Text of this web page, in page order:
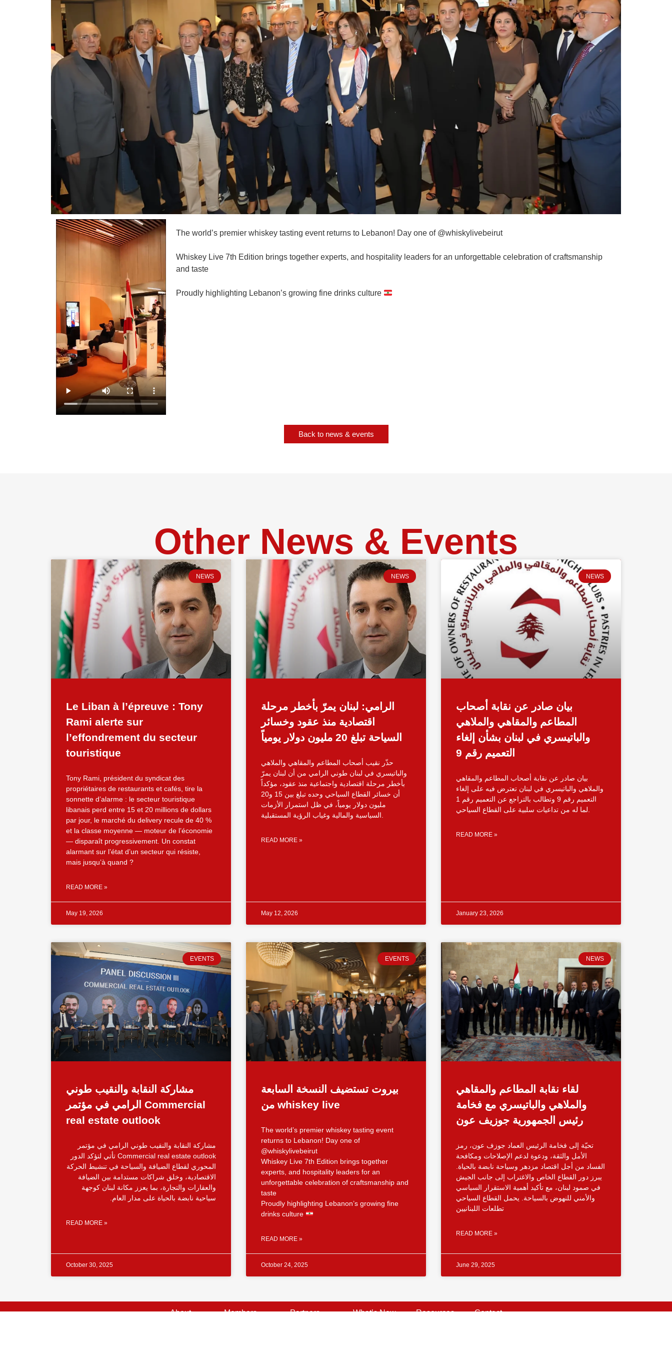
The world’s premier whiskey tasting event returns to Lebanon! Day one of @whiskylivebeirut
Whiskey Live 7th Edition brings together experts, and hospitality leaders for an unforgettable celebration of craftsmanship
and taste
Proudly highlighting Lebanon’s growing fine drinks culture
Back to news & events
Other News & Events
NEWS
Le Liban à l’épreuve : Tony
Rami alerte sur
l’effondrement du secteur
touristique
Tony Rami, président du syndicat des
propriétaires de restaurants et cafés, tire la
sonnette d’alarme : le secteur touristique
libanais perd entre 15 et 20 millions de dollars
par jour, le marché du delivery recule de 40 %
et la classe moyenne — moteur de l’économie
— disparaît progressivement. Un constat
alarmant sur l’état d’un secteur qui résiste,
mais jusqu’à quand ?
READ MORE »
May 19, 2026
NEWS
الرامي: لبنان يمرّ بأخطر مرحلة
اقتصادية منذ عقود وخسائر
السياحة تبلغ 20 مليون دولار يومياً
حذّر نقيب أصحاب المطاعم والمقاهي والملاهي
والباتيسري في لبنان طوني الرامي من أن لبنان يمرّ
بأخطر مرحلة اقتصادية واجتماعية منذ عقود، مؤكداً
أن خسائر القطاع السياحي وحده تبلغ بين 15 و20
مليون دولار يومياً، في ظل استمرار الأزمات
READ MORE »
May 12, 2026
NEWS
بيان صادر عن نقابة أصحاب
المطاعم والمقاهي والملاهي
والباتيسري في لبنان بشأن إلغاء
التعميم رقم 9
بيان صادر عن نقابة أصحاب المطاعم والمقاهي
والملاهي والباتيسري في لبنان تعترض فيه على إلغاء
التعميم رقم 9 وتطالب بالتراجع عن التعميم رقم 1
READ MORE »
January 23, 2026
EVENTS
مشاركة النقابة والنقيب طوني
الرامي في مؤتمر Commercial
real estate outlook
مشاركة النقابة والنقيب طوني الرامي في مؤتمر
Commercial real estate outlook تأتي لتؤكد الدور
المحوري لقطاع الضيافة والسياحة في تنشيط الحركة
الاقتصادية، وخلق شراكات مستدامة بين الضيافة
والعقارات والتجارة، بما يعزز مكانة لبنان كوجهة
سياحية نابضة بالحياة على مدار العام.
READ MORE »
October 30, 2025
EVENTS
بيروت تستضيف النسخة السابعة
من whiskey live
The world’s premier whiskey tasting event
returns to Lebanon! Day one of
@whiskylivebeirut
Whiskey Live 7th Edition brings together
experts, and hospitality leaders for an
unforgettable celebration of craftsmanship and
taste
Proudly highlighting Lebanon’s growing fine
drinks culture
READ MORE »
October 24, 2025
NEWS
لقاء نقابة المطاعم والمقاهي
والملاهي والباتيسري مع فخامة
رئيس الجمهورية جوزيف عون
تحيّة إلى فخامة الرئيس العماد جوزف عون، رمز
الأمل والثقة، ودعوة لدعم الإصلاحات ومكافحة
الفساد من أجل اقتصاد مزدهر وسياحة نابضة بالحياة.
يبرز دور القطاع الخاص والاغتراب إلى جانب الجيش
في صمود لبنان، مع تأكيد أهمية الاستقرار السياسي
والأمني للنهوض بالسياحة. يحمل القطاع السياحي
تطلعات اللبنانيين
READ MORE »
June 29, 2025
About Members Partners What’s New Resources Contact